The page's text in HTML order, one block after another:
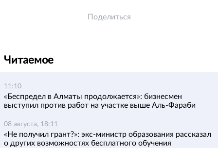
Поделиться
Читаемое
11:10
«Беспредел в Алматы продолжается»: бизнесмен
выступил против работ на участке выше Аль-Фараби
08 августа, 18:11
«Не получил грант?»: экс-министр образования рассказал
о других возможностях бесплатного обучения